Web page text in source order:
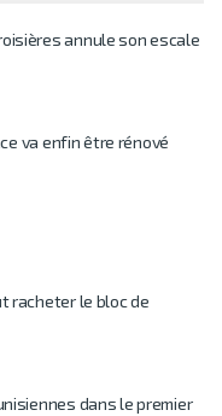
annule son escale
va enfin être rénové
racheter le bloc de
dans le premier